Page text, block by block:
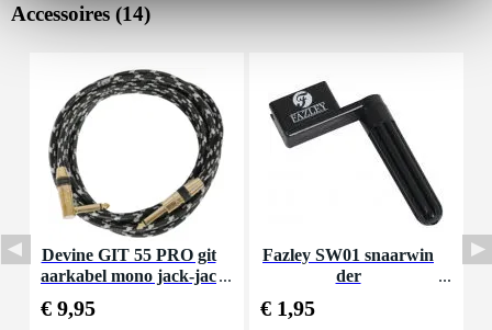
Accessoires (14)
Devine GIT 55 PRO git
aarkabel mono jack-jac
€ 9,95
Fazley SW01 snaarwin
der
€ 1,95